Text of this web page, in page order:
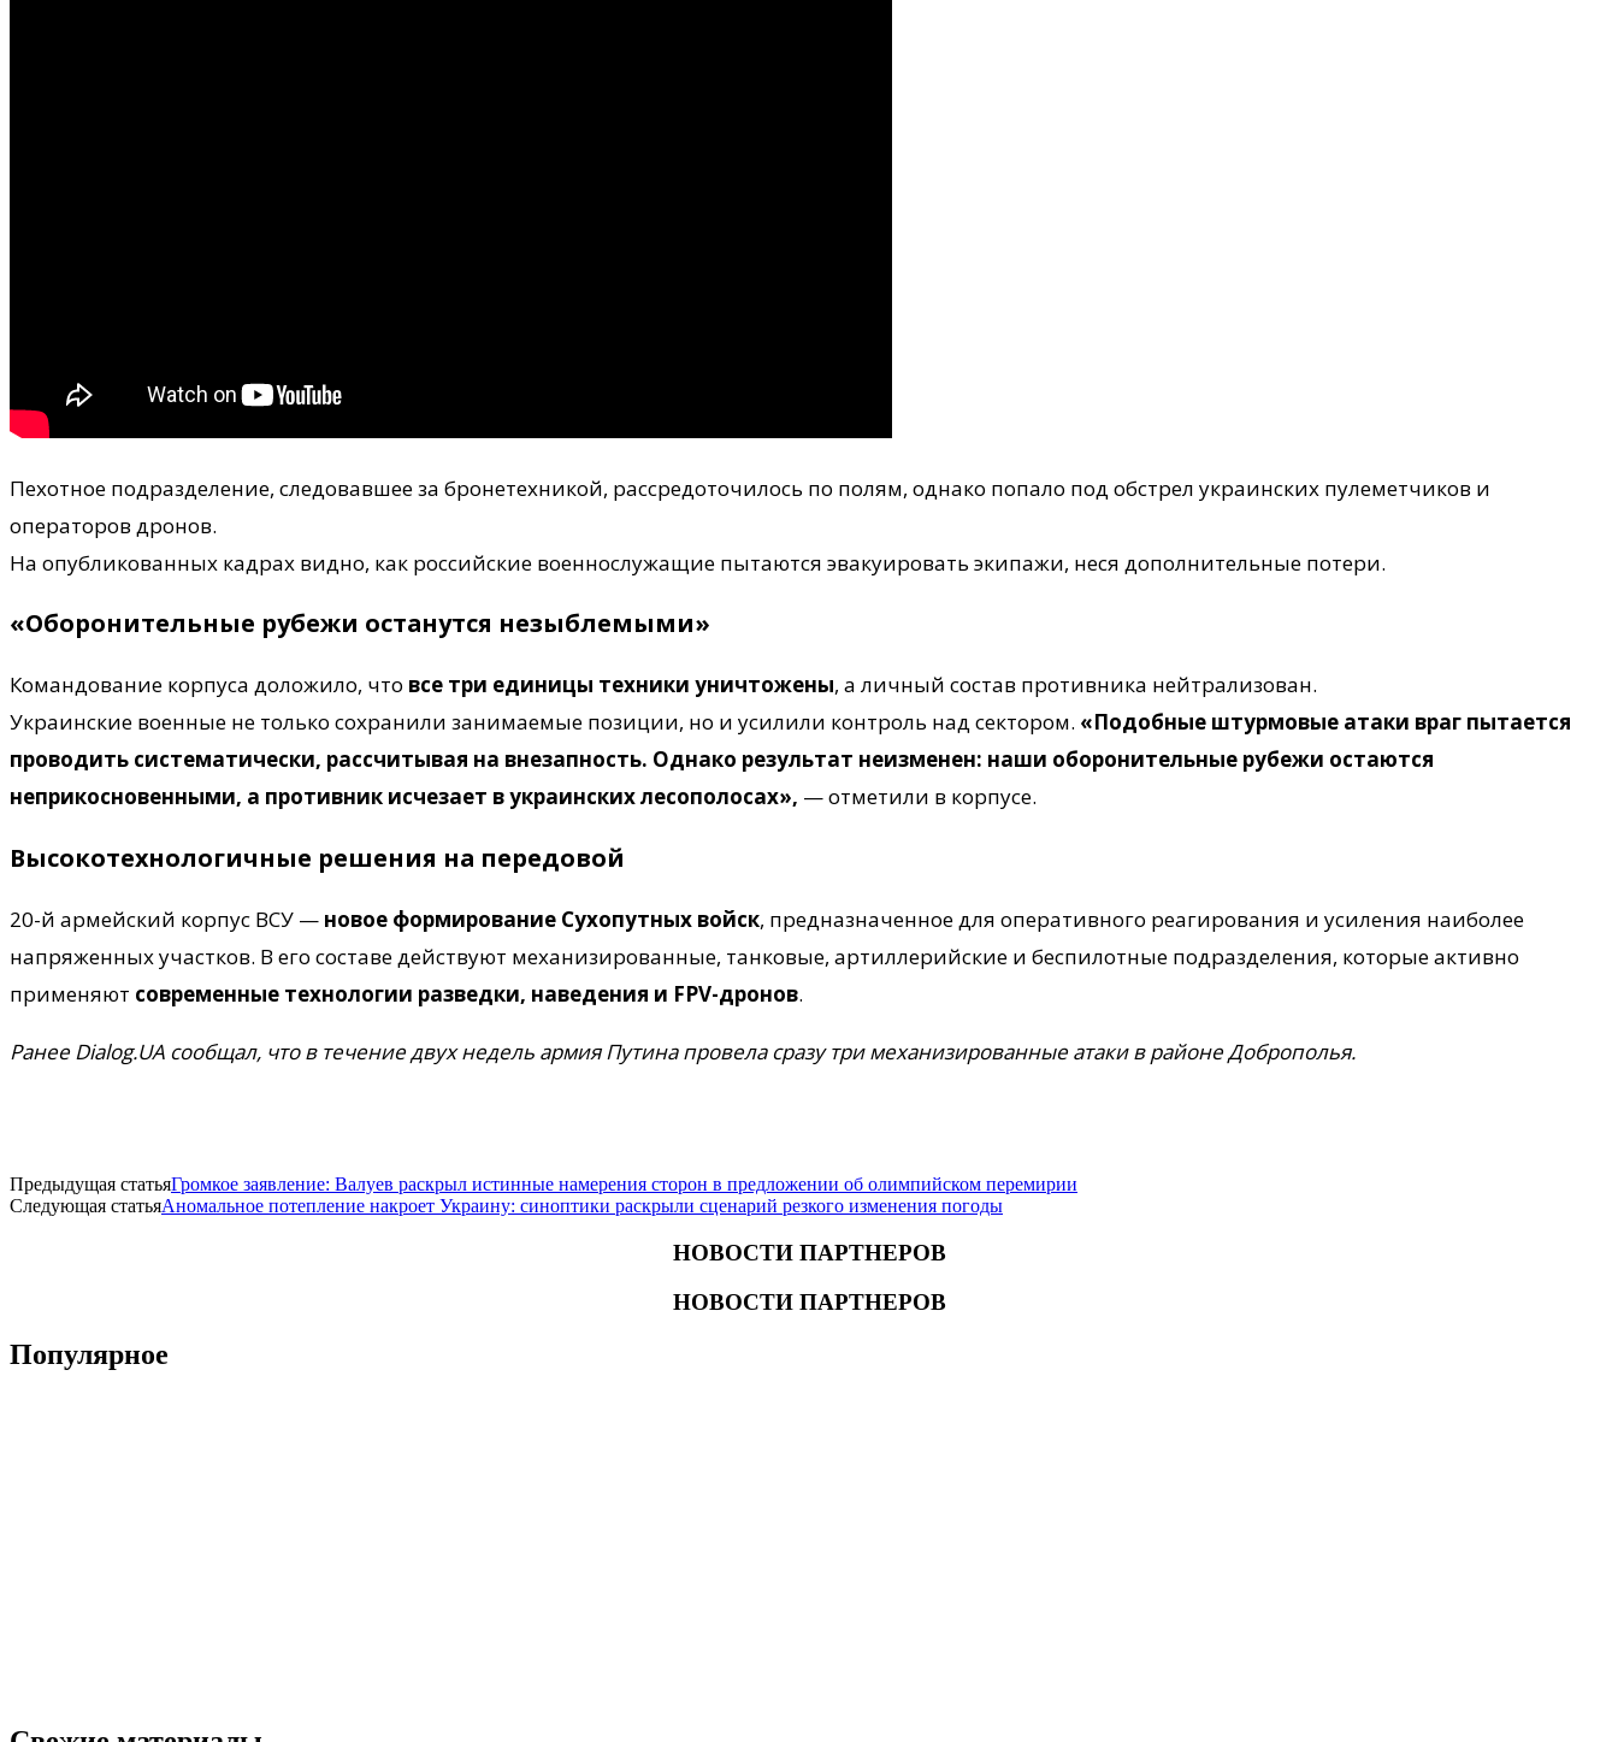
Пехотное подразделение, следовавшее за бронетехникой, рассредоточилось по полям, однако попало под обстрел украинских пулеметчиков и
операторов дронов.
На опубликованных кадрах видно, как российские военнослужащие пытаются эвакуировать экипажи, неся дополнительные потери.
«Оборонительные рубежи останутся незыблемыми»
Командование корпуса доложило, что все три единицы техники уничтожены, а личный состав противника нейтрализован.
Украинские военные не только сохранили занимаемые позиции, но и усилили контроль над сектором. «Подобные штурмовые атаки враг пытается
проводить систематически, рассчитывая на внезапность. Однако результат неизменен: наши оборонительные рубежи остаются
неприкосновенными, а противник исчезает в украинских лесополосах», — отметили в корпусе.
Высокотехнологичные решения на передовой
20-й армейский корпус ВСУ — новое формирование Сухопутных войск, предназначенное для оперативного реагирования и усиления наиболее
напряженных участков. В его составе действуют механизированные, танковые, артиллерийские и беспилотные подразделения, которые активно
применяют современные технологии разведки, наведения и FPV-дронов.
Ранее Dialog.UA сообщал, что в течение двух недель армия Путина провела сразу три механизированные атаки в районе Доброполья.
Предыдущая статьяГромкое заявление: Валуев раскрыл истинные намерения сторон в предложении об олимпийском перемирии
Следующая статьяАномальное потепление накроет Украину: синоптики раскрыли сценарий резкого изменения погоды
НОВОСТИ ПАРТНЕРОВ
НОВОСТИ ПАРТНЕРОВ
Популярное